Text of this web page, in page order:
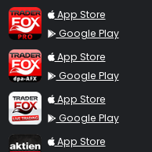
TraderFox Pro
App Store
Google Play
TraderFox dpa-AFX ProFeed
App Store
Google Play
TraderFox Live Trading
App Store
Google Play
TraderFox aktien Magazin
App Store